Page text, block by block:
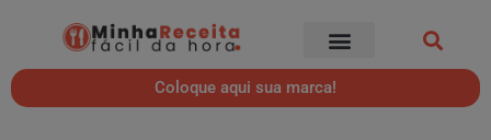
Coloque aqui sua marca!